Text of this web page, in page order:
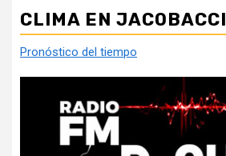
entradas
CLIMA EN JACOBACCI
Pronóstico del tiempo